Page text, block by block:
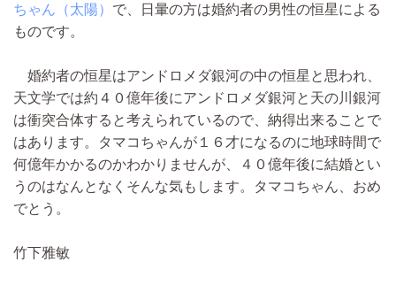
ちゃん（太陽） で、日暈の方は婚約者の男性の恒星による
ものです。
婚約者の恒星はアンドロメダ銀河の中の恒星と思われ、
天文学では約４０億年後にアンドロメダ銀河と天の川銀河
は衝突合体すると考えられているので、納得出来ることで
はあります。タマコちゃんが１６才になるのに地球時間で
何億年かかるのかわかりませんが、４０億年後に結婚とい
うのはなんとなくそんな気もします。タマコちゃん、おめ
でとう。
竹下雅敏